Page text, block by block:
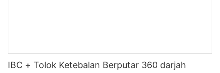
IBC + Tolok Ketebalan Berputar 360 darjah